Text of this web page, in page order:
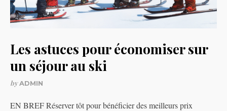
Les astuces pour économiser sur
un séjour au ski
byADMIN
EN BREF Réserver tôt pour bénéficier des meilleurs prix